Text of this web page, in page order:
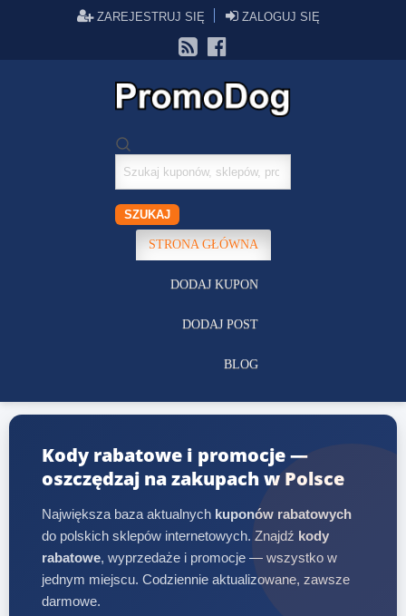
ZAREJESTRUJ SIĘ ZALOGUJ SIĘ
Szukaj
kuponów
SZUKAJ
STRONA GŁÓWNA
DODAJ KUPON
DODAJ POST
BLOG
Kody rabatowe i promocje —
oszczędzaj na zakupach w Polsce
Największa baza aktualnych kuponów rabatowych
do polskich sklepów internetowych. Znajdź kody
rabatowe, wyprzedaże i promocje — wszystko w
jednym miejscu. Codziennie aktualizowane, zawsze
darmowe.